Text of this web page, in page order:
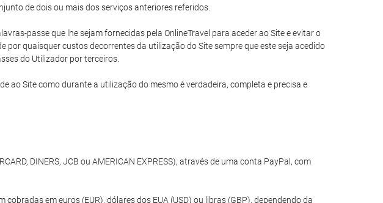
de dois ou mais dos serviços anteriores referidos.
passe que lhe sejam fornecidas pela OnlineTravel para aceder ao Site e evitar o
quaisquer custos decorrentes da utilização do Site sempre que este seja acedido
do Utilizador por terceiros.
ao Site como durante a utilização do mesmo é verdadeira, completa e precisa e
DINERS, JCB ou AMERICAN EXPRESS), através de uma conta PayPal, com
em euros (EUR), dólares dos EUA (USD) ou libras (GBP), dependendo da